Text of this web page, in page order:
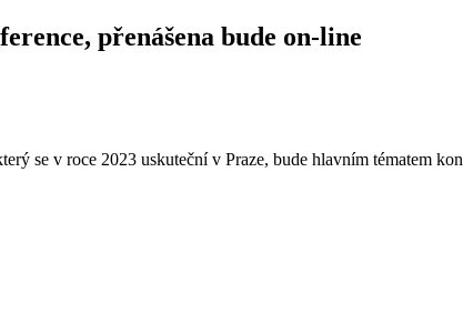
přenášena bude on-line
se v roce 2023 uskuteční v Praze, bude hlavním tématem